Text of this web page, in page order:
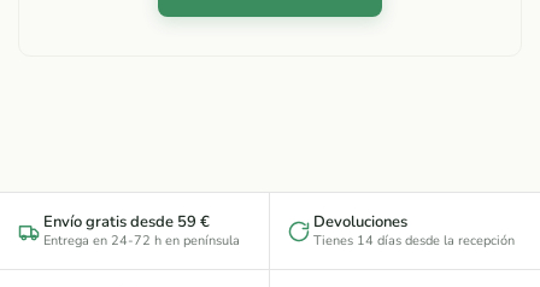
Envío gratis desde 59 €
Entrega en 24-72 h en península
Devoluciones
Tienes 14 días desde la recepción